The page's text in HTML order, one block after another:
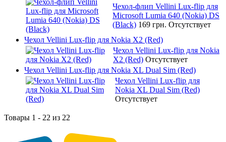
Чехол-флип Vellini Lux-flip для
Microsoft Lumia 640 (Nokia) DS
(Black) 169 грн. Отсутствует
Чехол Vellini Lux-flip для Nokia X2 (Red)
Чехол Vellini Lux-flip для Nokia
X2 (Red) Отсутствует
Чехол Vellini Lux-flip для Nokia XL Dual Sim (Red)
Чехол Vellini Lux-flip для
Nokia XL Dual Sim (Red)
Отсутствует
Товары 1 - 22 из 22